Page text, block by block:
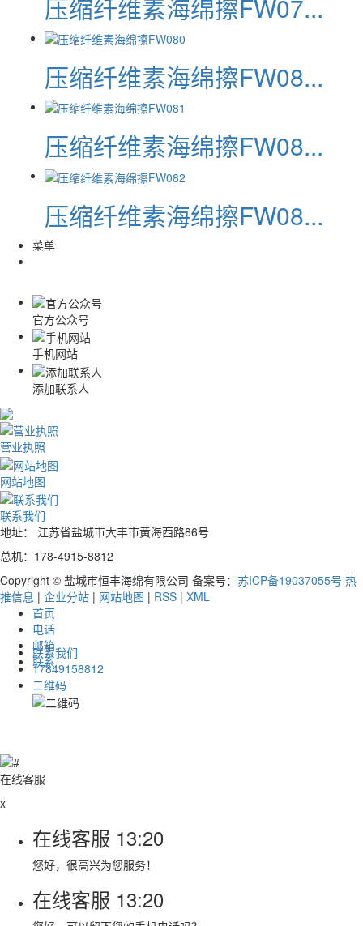
压缩纤维素海绵擦FW07...
压缩纤维素海绵擦FW08...
压缩纤维素海绵擦FW08...
压缩纤维素海绵擦FW08...
菜单
官方公众号
手机网站
添加联系人
营业执照
网站地图
联系我们
地址： 江苏省盐城市大丰市黄海西路86号
总机：178-4915-8812
Copyright © 盐城市恒丰海绵有限公司 备案号： 苏ICP备19037055号 热
推信息 | 企业分站 | 网站地图 | RSS | XML
首页
电话
邮箱
联系
联系我们
17849158812
二维码
在线客服
x
在线客服 13:20
您好，很高兴为您服务！
在线客服 13:20